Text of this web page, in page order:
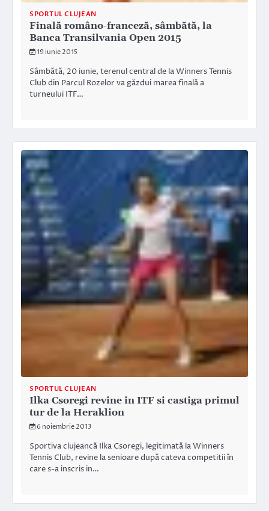
SPORTUL CLUJEAN
Finală româno-franceză, sâmbătă, la
Banca Transilvania Open 2015
19 iunie 2015
Sâmbătă, 20 iunie, terenul central de la Winners Tennis
Club din Parcul Rozelor va găzdui marea finală a
turneului ITF…
SPORTUL CLUJEAN
Ilka Csoregi revine in ITF si castiga primul
tur de la Heraklion
6 noiembrie 2013
Sportiva clujeancă Ilka Csoregi, legitimată la Winners
Tennis Club, revine la senioare după cateva competitii în
care s-a inscris in…